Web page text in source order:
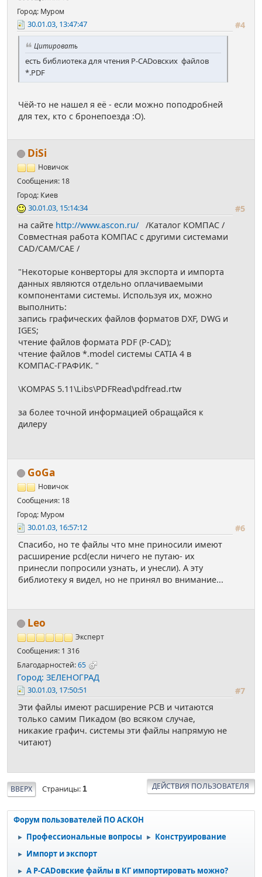
Город: Муром
#4
30.01.03, 13:47:47
Цитировать
есть библиотека для чтения P-CADовских файлов
*.PDF
Чёй-то не нашел я её - если можно поподробней
для тех, кто с бронепоезда :О).
DiSi
Новичок
Сообщения: 18
Город: Киев
#5
30.01.03, 15:14:34
на сайте http://www.ascon.ru/ /Каталог КОМПАС /
Совместная работа КОМПАС с другими системами
CAD/CAM/CAE /
"Некоторые конверторы для экспорта и импорта
данных являются отдельно оплачиваемыми
компонентами системы. Используя их, можно
выполнить:
запись графических файлов форматов DXF, DWG и
IGES;
чтение файлов формата PDF (P-CAD);
чтение файлов *.model системы CATIA 4 в
КОМПАС-ГРАФИК. "
\KOMPAS 5.11\Libs\PDFRead\pdfread.rtw
за более точной информацией обращайся к
дилеру
GoGa
Новичок
Сообщения: 18
Город: Муром
#6
30.01.03, 16:57:12
Спасибо, но те файлы что мне приносили имеют
расширение pcd(если ничего не путаю- их
принесли попросили узнать, и унесли). А эту
библиотеку я видел, но не принял во внимание...
Leo
Эксперт
Сообщения: 1 316
Благодарностей:65
Город: ЗЕЛЕНОГРАД
#7
30.01.03, 17:50:51
Эти файлы имеют расширение PCB и читаются
только самим Пикадом (во всяком случае,
никакие графич. системы эти файлы напрямую не
читают)
ВВЕРХ Страницы 1 ДЕЙСТВИЯ ПОЛЬЗОВАТЕЛЯ
Форум пользователей ПО АСКОН
► Профессиональные вопросы ► Конструирование
► Импорт и экспорт
► А P-CADовские файлы в КГ импортировать можно?